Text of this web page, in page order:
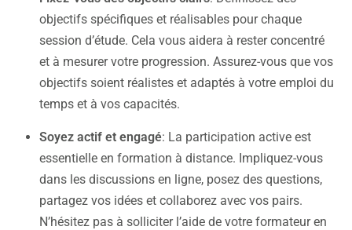
objectifs spécifiques et réalisables pour chaque
session d’étude. Cela vous aidera à rester concentré
et à mesurer votre progression. Assurez-vous que vos
objectifs soient réalistes et adaptés à votre emploi du
temps et à vos capacités.
Soyez actif et engagé: La participation active est
essentielle en formation à distance. Impliquez-vous
dans les discussions en ligne, posez des questions,
partagez vos idées et collaborez avec vos pairs.
N’hésitez pas à solliciter l’aide de votre formateur en